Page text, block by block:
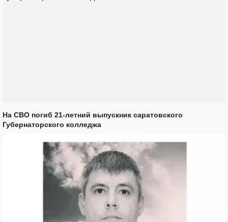
На СВО погиб 21-летний выпускник саратовского
Губернаторского колледжа